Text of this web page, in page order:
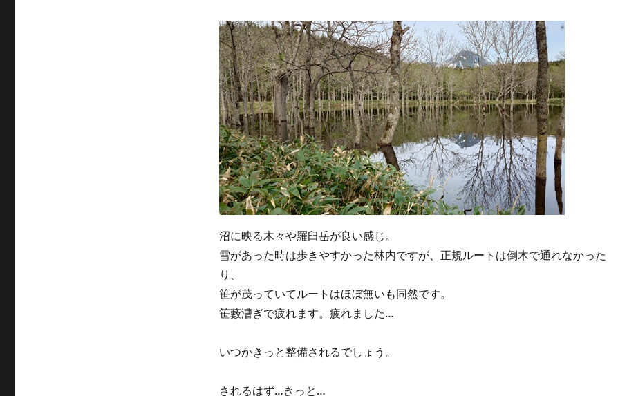
沼に映る木々や羅臼岳が良い感じ。
雪があった時は歩きやすかった林内ですが、正規ルートは倒木で通れなかった
り、
笹が茂っていてルートはほぼ無いも同然です。
笹藪漕ぎで疲れます。疲れました…
いつかきっと整備されるでしょう。
されるはず…きっと…